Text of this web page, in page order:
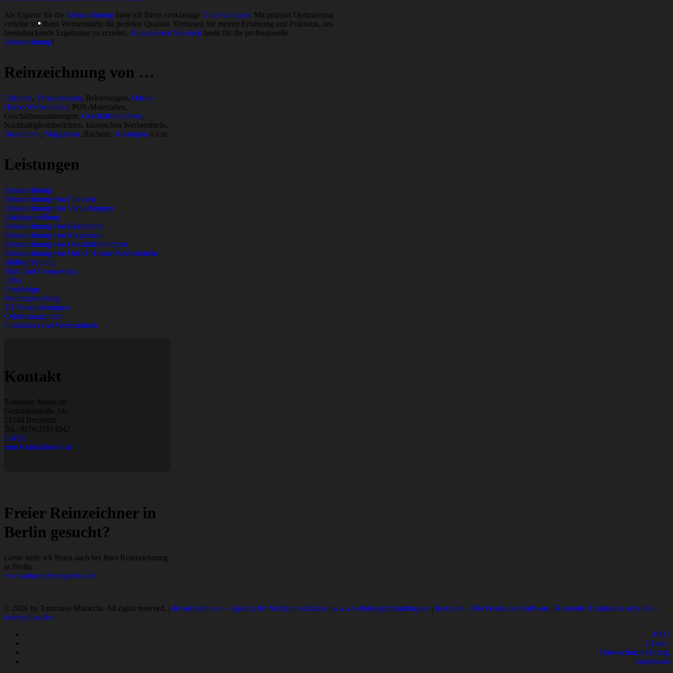
Als Experte für die Reinzeichnung biete ich Ihnen erstklassige Druckvorlagen. Mit präziser Optimierung
verleihe ich Ihren Werbemitteln die perfekte Qualität. Vertrauen Sie meiner Erfahrung und Präzision, um
beeindruckende Ergebnisse zu erzielen. Kontaktieren Sie mich heute für die professionelle
Reinzeichnung!
Reinzeichnung von …
Etiketten, Verpackungen, Beklebungen, Out-of-
Home-Werbemitteln, POS-Materialien,
Geschäftsausstattungen, Geschäftsberichten,
Nachhaltigkeitsberichten, klassischen Werbemitteln,
Broschüren, Magazinen, Büchern, Katalogen u.v.m.
Leistungen
Reinzeichnung
Reinzeichnung von Etiketten
Reinzeichnung von Verpackungen
Katalogerstellung
Reinzeichnung von Broschüren
Reinzeichnung von Magazinen
Reinzeichnung von Geschäftsberichten
Reinzeichnung von Out-Of-Home-Werbemitteln
Bildbearbeitung
High-End Composings
Litho
Printdesign
Mediengestaltung
3D-Visualisierungen
Colormanagement
Produktion von Werbemitteln
Kontakt
Tommaso Maiocchi
Gertrudenstraße 34c
21244 Buchholz
Tel.: 0176/21814542
E-Mail
zum Kontaktformular
Freier Reinzeichner in
Berlin gesucht?
Gerne helfe ich Ihnen auch bei Ihrer Reinzeichnung
in Berlin.
www.reinzeichnungberlin.de
© 2026 by Tommaso Maiocchi. All rights reserved. | die medienbude – Agentur für Medienproduktion | www.webdesigninhamburg.de | freece.de – Die Freelancer-Software | Kostenlos Testdateien erstellen –
dummyfiles.dev
FAQ
Glossar
Datenschutzerklärung
Impressum